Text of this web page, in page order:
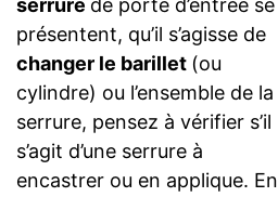
serrure de porte d’entrée se
présentent, qu’il s’agisse de
changer le barillet (ou
cylindre) ou l’ensemble de la
serrure, pensez à vérifier s’il
s’agit d’une serrure à
encastrer ou en applique. En